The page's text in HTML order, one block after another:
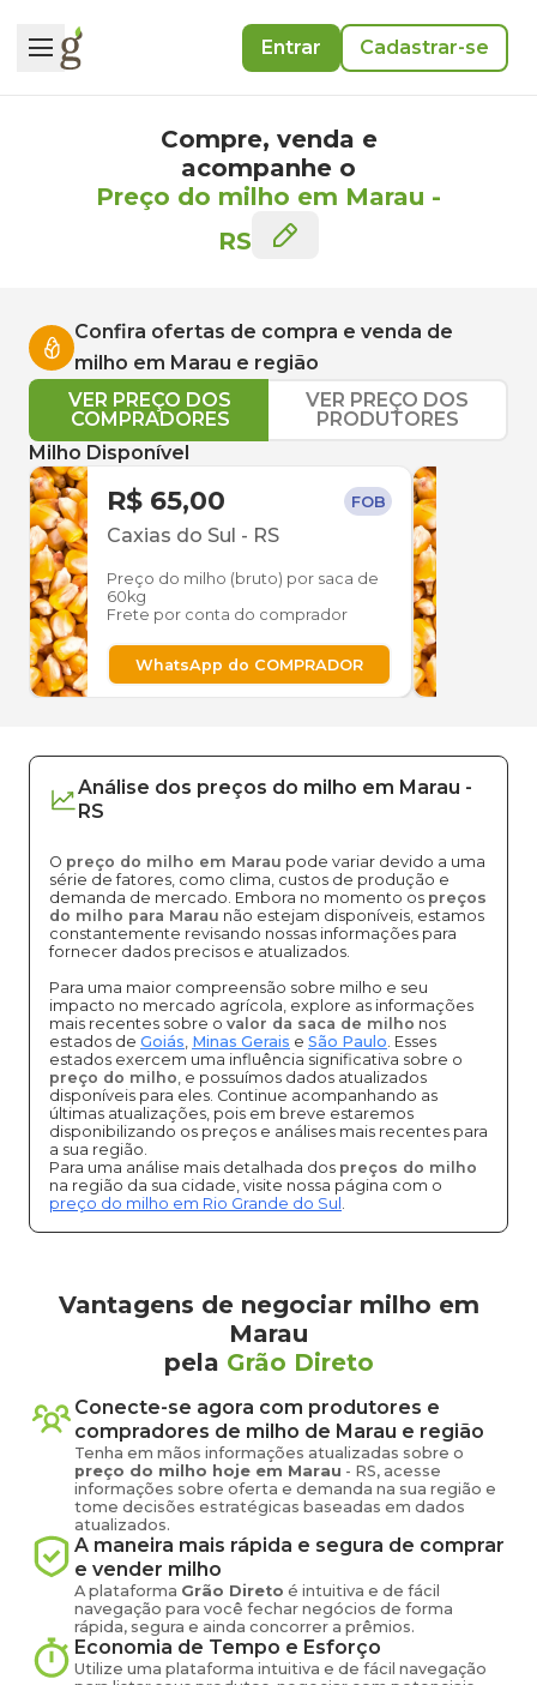
Entrar Cadastrar-se
Compre, venda e
acompanhe o
Preço do milho em Marau -
RS
Confira ofertas de compra e venda de
milho em Marau e região
VER PREÇO DOS
COMPRADORES
VER PREÇO DOS
PRODUTORES
Milho Disponível
R$ 65,00 FOB
Caxias do Sul - RS
Preço do milho (bruto) por saca de
60kg
Frete por conta do comprador
WhatsApp do COMPRADOR
Análise dos preços do milho em Marau -
RS
O preço do milho em Marau pode variar devido a uma
série de fatores, como clima, custos de produção e
demanda de mercado. Embora no momento os preços
do milho para Marau não estejam disponíveis, estamos
constantemente revisando nossas informações para
fornecer dados precisos e atualizados.
Para uma maior compreensão sobre milho e seu
impacto no mercado agrícola, explore as informações
mais recentes sobre o valor da saca de milho nos
estados de Goiás, Minas Gerais e São Paulo. Esses
estados exercem uma influência significativa sobre o
preço do milho, e possuímos dados atualizados
disponíveis para eles. Continue acompanhando as
últimas atualizações, pois em breve estaremos
disponibilizando os preços e análises mais recentes para
a sua região.
Para uma análise mais detalhada dos preços do milho
na região da sua cidade, visite nossa página com o
preço do milho em Rio Grande do Sul .
Vantagens de negociar milho em
Marau
pela Grão Direto
Conecte-se agora com produtores e
compradores de milho de Marau e região
Tenha em mãos informações atualizadas sobre o
preço do milho hoje em Marau - RS, acesse
informações sobre oferta e demanda na sua região e
tome decisões estratégicas baseadas em dados
atualizados.
A maneira mais rápida e segura de comprar
e vender milho
A plataforma Grão Direto é intuitiva e de fácil
navegação para você fechar negócios de forma
rápida, segura e ainda concorrer a prêmios.
Economia de Tempo e Esforço
Utilize uma plataforma intuitiva e de fácil navegação